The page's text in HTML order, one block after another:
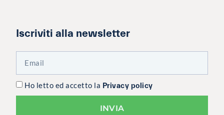
Iscriviti alla newsletter
Ho letto ed accetto la Privacy policy
INVIA